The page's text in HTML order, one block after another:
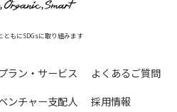
ともにSDGsに取り組みます
ラン・サービス
よくあるご質問
ンチャー支配人 採用情報